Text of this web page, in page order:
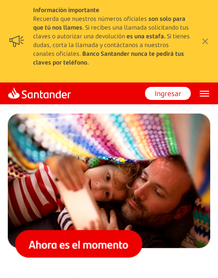
Información importante
Recuerda que nuestros números oficiales son solo para
que tú nos llames. Si recibes una llamada solicitando tus
claves o autorizar una devoluciónes una estafa.Si tienes
dudas, corta la llamada y contáctanos a nuestros
canales oficiales. Banco Santander nunca te pedirá tus
claves por teléfono.
Ingresar